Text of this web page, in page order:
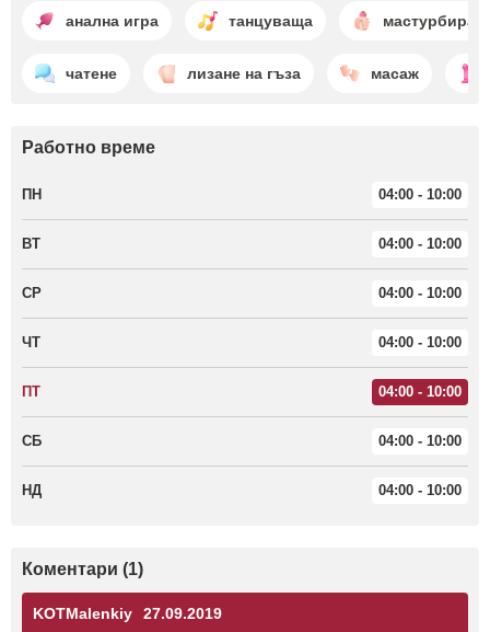
анална игра танцуваща
чатене лизане на гъза масаж
Работно време
ПН 04:00 - 10:00
ВТ 04:00 - 10:00
СР 04:00 - 10:00
ЧТ 04:00 - 10:00
ПТ 04:00 - 10:00
СБ 04:00 - 10:00
НД 04:00 - 10:00
Коментари (1)
KOTMalenkiy 27.09.2019